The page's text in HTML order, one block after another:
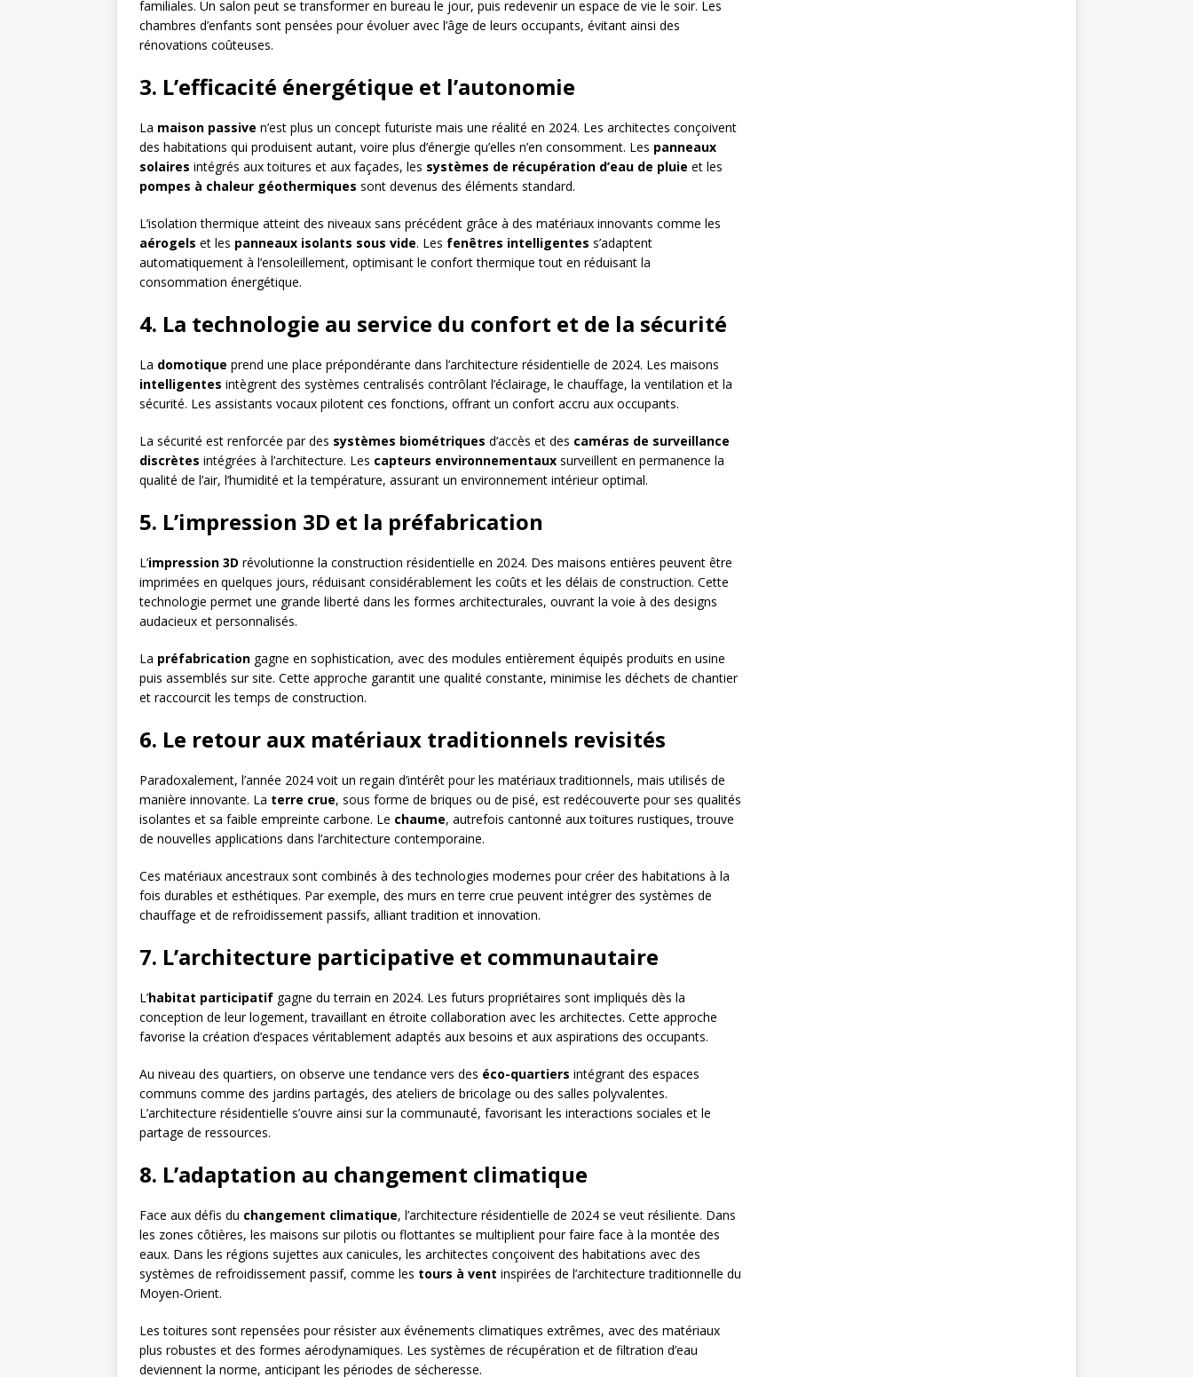
familiales. Un salon peut se transformer en bureau le jour, puis redevenir un espace de vie le soir. Les
chambres d’enfants sont pensées pour évoluer avec l’âge de leurs occupants, évitant ainsi des
rénovations coûteuses.
3. L’efficacité énergétique et l’autonomie
La maison passive n’est plus un concept futuriste mais une réalité en 2024. Les architectes conçoivent
des habitations qui produisent autant, voire plus d’énergie qu’elles n’en consomment. Les panneaux
solaires intégrés aux toitures et aux façades, les systèmes de récupération d’eau de pluie et les
pompes à chaleur géothermiques sont devenus des éléments standard.
L’isolation thermique atteint des niveaux sans précédent grâce à des matériaux innovants comme les
aérogels et les panneaux isolants sous vide. Les fenêtres intelligentes s’adaptent
automatiquement à l’ensoleillement, optimisant le confort thermique tout en réduisant la
consommation énergétique.
4. La technologie au service du confort et de la sécurité
La domotique prend une place prépondérante dans l’architecture résidentielle de 2024. Les maisons
intelligentes intègrent des systèmes centralisés contrôlant l’éclairage, le chauffage, la ventilation et la
sécurité. Les assistants vocaux pilotent ces fonctions, offrant un confort accru aux occupants.
La sécurité est renforcée par des systèmes biométriques d’accès et des caméras de surveillance
discrètes intégrées à l’architecture. Les capteurs environnementaux surveillent en permanence la
qualité de l’air, l’humidité et la température, assurant un environnement intérieur optimal.
5. L’impression 3D et la préfabrication
L’impression 3D révolutionne la construction résidentielle en 2024. Des maisons entières peuvent être
imprimées en quelques jours, réduisant considérablement les coûts et les délais de construction. Cette
technologie permet une grande liberté dans les formes architecturales, ouvrant la voie à des designs
audacieux et personnalisés.
La préfabrication gagne en sophistication, avec des modules entièrement équipés produits en usine
puis assemblés sur site. Cette approche garantit une qualité constante, minimise les déchets de chantier
et raccourcit les temps de construction.
6. Le retour aux matériaux traditionnels revisités
Paradoxalement, l’année 2024 voit un regain d’intérêt pour les matériaux traditionnels, mais utilisés de
manière innovante. La terre crue, sous forme de briques ou de pisé, est redécouverte pour ses qualités
isolantes et sa faible empreinte carbone. Le chaume, autrefois cantonné aux toitures rustiques, trouve
de nouvelles applications dans l’architecture contemporaine.
Ces matériaux ancestraux sont combinés à des technologies modernes pour créer des habitations à la
fois durables et esthétiques. Par exemple, des murs en terre crue peuvent intégrer des systèmes de
chauffage et de refroidissement passifs, alliant tradition et innovation.
7. L’architecture participative et communautaire
L’habitat participatif gagne du terrain en 2024. Les futurs propriétaires sont impliqués dès la
conception de leur logement, travaillant en étroite collaboration avec les architectes. Cette approche
favorise la création d’espaces véritablement adaptés aux besoins et aux aspirations des occupants.
Au niveau des quartiers, on observe une tendance vers des éco-quartiers intégrant des espaces
communs comme des jardins partagés, des ateliers de bricolage ou des salles polyvalentes.
L’architecture résidentielle s’ouvre ainsi sur la communauté, favorisant les interactions sociales et le
partage de ressources.
8. L’adaptation au changement climatique
Face aux défis du changement climatique, l’architecture résidentielle de 2024 se veut résiliente. Dans
les zones côtières, les maisons sur pilotis ou flottantes se multiplient pour faire face à la montée des
eaux. Dans les régions sujettes aux canicules, les architectes conçoivent des habitations avec des
systèmes de refroidissement passif, comme les tours à vent inspirées de l’architecture traditionnelle du
Moyen-Orient.
Les toitures sont repensées pour résister aux événements climatiques extrêmes, avec des matériaux
plus robustes et des formes aérodynamiques. Les systèmes de récupération et de filtration d’eau
deviennent la norme, anticipant les périodes de sécheresse.